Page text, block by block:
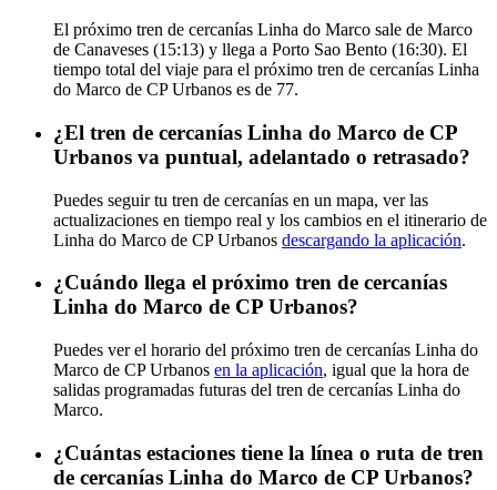
El próximo tren de cercanías Linha do Marco sale de Marco
de Canaveses (15:13) y llega a Porto Sao Bento (16:30). El
tiempo total del viaje para el próximo tren de cercanías Linha
do Marco de CP Urbanos es de 77.
¿El tren de cercanías Linha do Marco de CP
Urbanos va puntual, adelantado o retrasado?
Puedes seguir tu tren de cercanías en un mapa, ver las
actualizaciones en tiempo real y los cambios en el itinerario de
Linha do Marco de CP Urbanos descargando la aplicación.
¿Cuándo llega el próximo tren de cercanías
Linha do Marco de CP Urbanos?
Puedes ver el horario del próximo tren de cercanías Linha do
Marco de CP Urbanos en la aplicación, igual que la hora de
salidas programadas futuras del tren de cercanías Linha do
Marco.
¿Cuántas estaciones tiene la línea o ruta de tren
de cercanías Linha do Marco de CP Urbanos?